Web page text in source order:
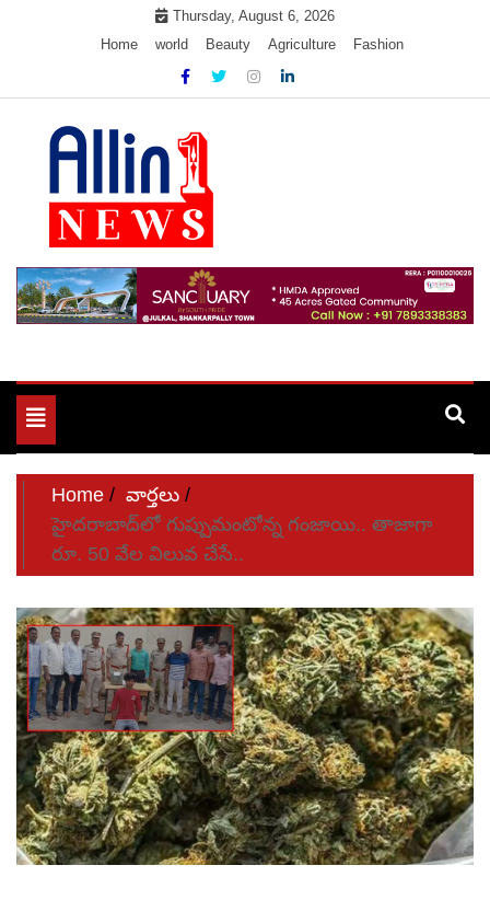
Thursday, August 6, 2026
Home
world Beauty Agriculture Fashion
Allin1news
Toggle
navigation
Home
వార్తలు
హైదరాబాద్‌లో గుప్పుమంటోన్న గంజాయి.. తాజాగా
రూ. 50 వేల విలువ చేసే..